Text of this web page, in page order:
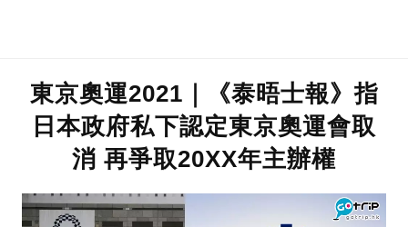
東京奧運2021｜《泰晤士報》指
日本政府私下認定東京奧運會取
消 再爭取20XX年主辦權